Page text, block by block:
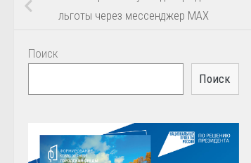
льготы через мессенджер MAX
Поиск
Поиск